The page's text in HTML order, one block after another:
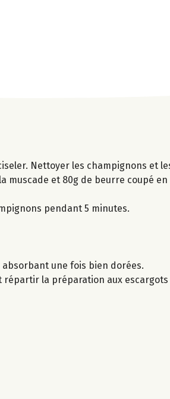
Nettoyer les champignons et
muscade et 80g de beurre coupé
pendant 5 minutes.
une fois bien dorées.
la préparation aux